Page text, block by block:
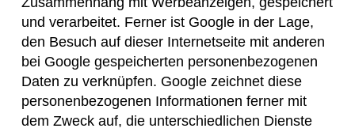
und verarbeitet. Ferner ist Google in der Lage,
den Besuch auf dieser Internetseite mit anderen
bei Google gespeicherten personenbezogenen
Daten zu verknüpfen. Google zeichnet diese
personenbezogenen Informationen ferner mit
dem Zweck auf, die unterschiedlichen Dienste